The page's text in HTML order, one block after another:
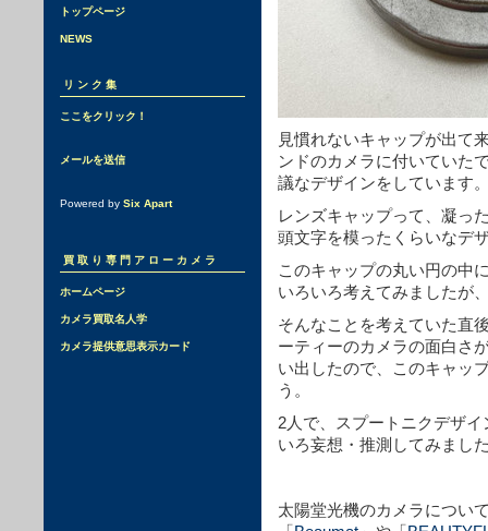
トップページ
NEWS
リンク集
ここをクリック！
メールを送信
Powered by Six Apart
買取り専門アローカメラ
ホームページ
カメラ買取名人学
カメラ提供意思表示カード
見慣れないキャップが出て
ンドのカメラに付いていた
議なデザインをしています
レンズキャップって、凝っ
頭文字を模ったくらいなデ
このキャップの丸い円の中
いろいろ考えてみましたが
そんなことを考えていた直
ーティーのカメラの面白さ
い出したので、このキャッ
う。
2人で、スプートニクデザ
いろ妄想・推測してみまし
太陽堂光機のカメラについ